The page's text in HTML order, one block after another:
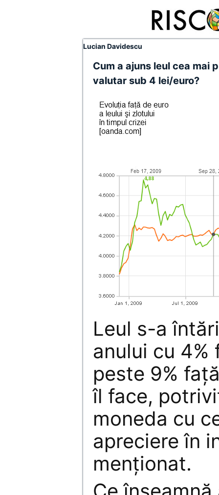
Lucian Davidescu
Cum a ajuns leul cea mai
valutar sub 4 lei/euro?
Leul s-a
anului cu 4%
peste 9%
îl face,
moneda cu
apreciere în
menţionat.